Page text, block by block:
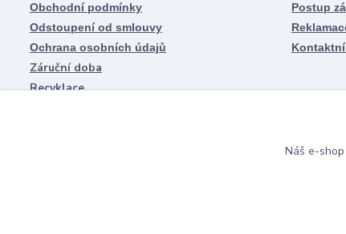
Obchodní podmínky
Odstoupení od smlouvy
Ochrana osobních údajů
Záruční doba
Recyklace
Postup
Náš e-